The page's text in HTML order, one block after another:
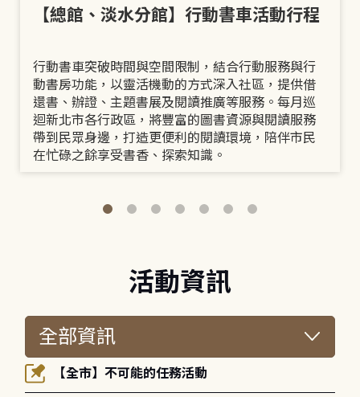
【總館、淡水分館】行動書車活動行程
行動書車突破時間與空間限制，結合行動服務與行
動書房功能，以靈活機動的方式深入社區，提供借
還書、辦證、主題書展及閱讀推廣等服務。每月巡
迴新北市各行政區，將豐富的圖書資源與閱讀服務
帶到民眾身邊，打造更便利的閱讀環境，陪伴市民
在忙碌之餘享受書香、探索知識。
活動資訊
【全市】不可能的任務活動